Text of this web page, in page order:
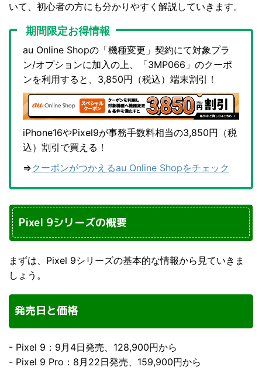
いて、初心者の方にも分かりやすく解説していきます。
期間限定お得情報
au Online Shopの「機種変更」契約にて対象プラ
ン/オプションに加入の上、「3MP066」のクーポ
ンを利用すると、3,850円（税込）端末割引！
iPhone16やPixel9が事務手数料相当の3,850円（税
込）割引で買える！
⇒クーポンがつかえるau Online Shopをチェック
Pixel 9シリーズの概要
まずは、Pixel 9シリーズの基本的な情報から見ていきま
しょう。
発売日と価格
- Pixel 9：9月4日発売、128,900円から
- Pixel 9 Pro：8月22日発売、159,900円から